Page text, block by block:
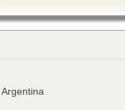
Argentina